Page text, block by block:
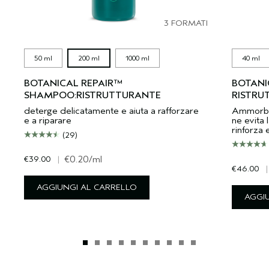
3 FORMATI
50 ml 200 ml 1000 ml
BOTANICAL REPAIR™
SHAMPOO:RISTRUTTURANTE
deterge delicatamente e aiuta a rafforzare
e a riparare
(29)
€39.00 | €0.20/ml
AGGIUNGI AL CARRELLO
40 ml
ne evita
rinforza
€46.00 |